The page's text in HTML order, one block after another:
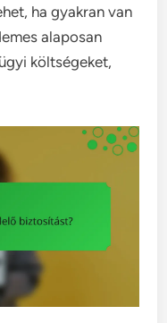
ha gyakran van
alaposan
költségeket,